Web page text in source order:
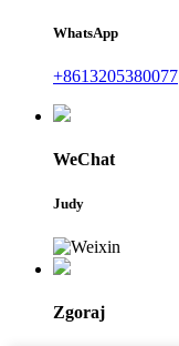
WhatsApp
+8613205380077
WeChat
Judy
Zgoraj